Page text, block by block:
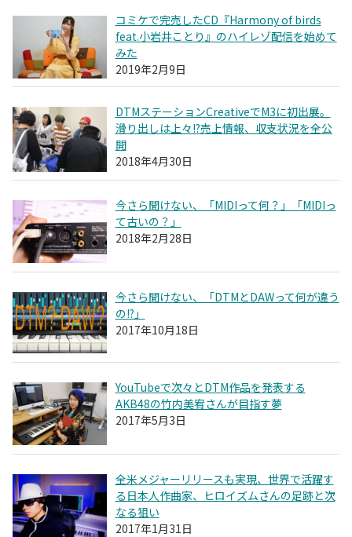
コミケで完売したCD『Harmony of birds
feat.小岩井ことり』のハイレゾ配信を始めて
みた
2019年2月9日
DTMステーションCreativeでM3に初出展。
滑り出しは上々!?売上情報、収支状況を全公
開
2018年4月30日
今さら聞けない、「MIDIって何？」「MIDIっ
て古いの？」
2018年2月28日
今さら聞けない、「DTMとDAWって何が違う
の!?」
2017年10月18日
YouTubeで次々とDTM作品を発表する
AKB48の竹内美宥さんが目指す夢
2017年5月3日
全米メジャーリリースも実現、世界で活躍す
る日本人作曲家、ヒロイズムさんの足跡と次
なる狙い
2017年1月31日